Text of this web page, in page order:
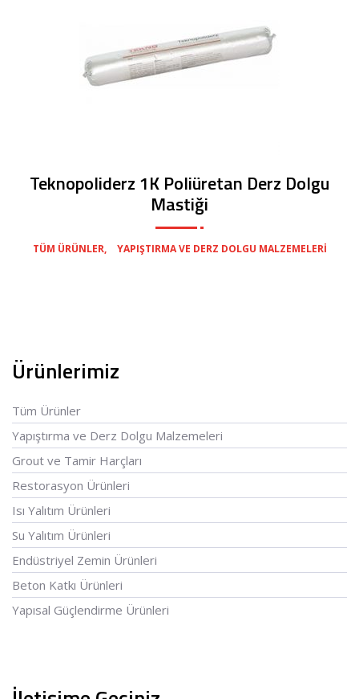
Ürünlerimiz
Tüm Ürünler
Yapıştırma ve Derz Dolgu Malzemeleri
Grout ve Tamir Harçları
Restorasyon Ürünleri
Isı Yalıtım Ürünleri
Su Yalıtım Ürünleri
Endüstriyel Zemin Ürünleri
Beton Katkı Ürünleri
Yapısal Güçlendirme Ürünleri
Teknopoliderz 1K Poliüretan Derz Dolgu
Mastiği
TÜM ÜRÜNLER YAPIŞTIRMA VE DERZ DOLGU MALZEMELERI